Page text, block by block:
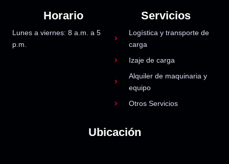
Horario
Lunes a viernes: 8 a.m. a 5
p.m.
Servicios
Logística y transporte de
carga
Izaje de carga
Alquiler de maquinaria y
equipo
Otros Servicios
Ubicación